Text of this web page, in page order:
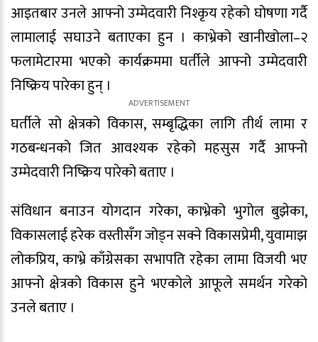
आइतबार उनले आफ्नो उम्मेदवारी निश्कृय रहेको घोषणा गर्दै
लामालाई सघाउने बताएका हुन । काभ्रेको खानीखोला–२
फलामेटारमा भएको कार्यक्रममा घर्तीले आफ्नो उम्मेदवारी
निष्क्रिय पारेका हुन् ।
घर्तीले सो क्षेत्रको विकास, सम्बृद्धिका लागि तीर्थ लामा र
गठबन्धनको जित आवश्यक रहेको महसुस गर्दै आफ्नो
उम्मेदवारी निष्क्रिय पारेको बताए ।
संविधान बनाउन योगदान गरेका, काभ्रेको भुगोल बुझेका,
विकासलाई हरेक वस्तीसँग जोड्न सक्ने विकासप्रेमी, युवामाझ
लोकप्रिय, काभ्रे काँग्रेसका सभापति रहेका लामा विजयी भए
आफ्नो क्षेत्रको विकास हुने भएकोले आफूले समर्थन गरेको
उनले बताए ।